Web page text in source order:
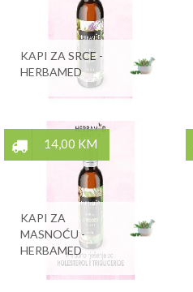
KAPI ZA SRCE -
HERBAMED
14,00 KM
KAPI ZA
MASNOĆU -
HERBAMED